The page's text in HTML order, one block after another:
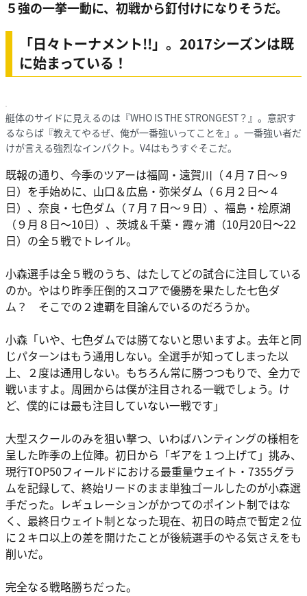
５強の一挙一動に、初戦から釘付けになりそうだ。
「日々トーナメント!!」。2017シーズンは既
に始まっている！
艇体のサイドに見えるのは『WHO IS THE STRONGEST？』。意訳す
るならば『教えてやるぜ、俺が一番強いってことを』。一番強い者だ
けが言える強烈なインパクト。V4はもうすぐそこだ。
既報の通り、今季のツアーは福岡・遠賀川（４月７日〜９
日）を手始めに、山口＆広島・弥栄ダム（６月２日〜４
日）、奈良・七色ダム（７月７日〜９日）、福島・桧原湖
（９月８日〜10日）、茨城＆千葉・霞ヶ浦（10月20日〜22
日）の全５戦でトレイル。
小森選手は全５戦のうち、はたしてどの試合に注目している
のか。やはり昨季圧倒的スコアで優勝を果たした七色ダ
ム？ そこでの２連覇を目論んでいるのだろうか。
小森 「いや、七色ダムでは勝てないと思いますよ。去年と同
じパターンはもう通用しない。全選手が知ってしまった以
上、２度は通用しない。もちろん常に勝つつもりで、全力で
戦いますよ。周囲からは僕が注目される一戦でしょう。け
ど、僕的には最も注目していない一戦です」
大型スクールのみを狙い撃つ、いわばハンティングの様相を
呈した昨季の上位陣。初日から「ギアを１つ上げて」挑み、
現行TOP50フィールドにおける最重量ウェイト・7355グラ
ムを記録して、終始リードのまま単独ゴールしたのが小森選
手だった。レギュレーションがかつてのポイント制ではな
く、最終日ウェイト制となった現在、初日の時点で暫定２位
に２キロ以上の差を開けたことが後続選手のやる気さえをも
削いだ。
完全なる戦略勝ちだった。